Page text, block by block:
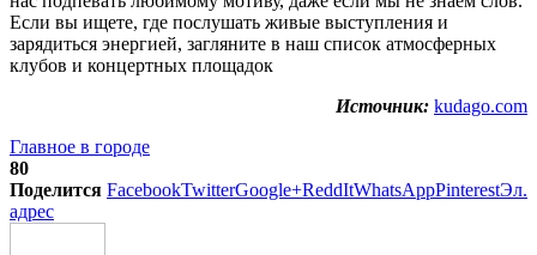
Если вы ищете, где послушать живые выступления и
зарядиться энергией, загляните в наш список атмосферных
клубов и концертных площадок
Источник: kudago.com
Главное в городе
80
Поделится FacebookTwitterGoogle+ReddItWhatsAppPinterestЭл.
адрес